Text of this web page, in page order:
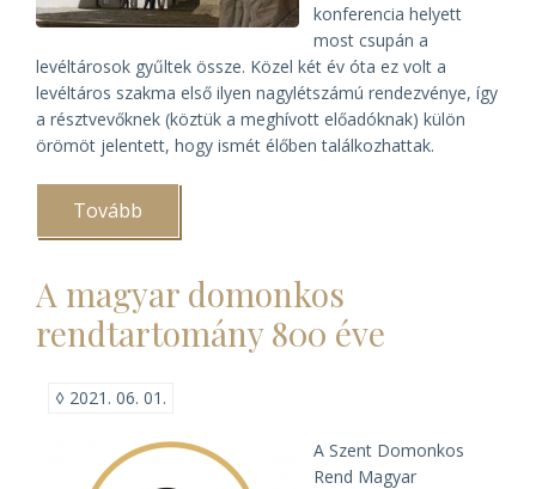
konferencia helyett
most csupán a
levéltárosok gyűltek össze. Közel két év óta ez volt a
levéltáros szakma első ilyen nagylétszámú rendezvénye, így
a résztvevőknek (köztük a meghívott előadóknak) külön
örömöt jelentett, hogy ismét élőben találkozhattak.
Tovább
az
levéltárosok
pannonhalmi
vándorgyűlése)
A magyar domonkos
rendtartomány 800 éve
◊ 2021. 06. 01.
A Szent Domonkos
Rend Magyar